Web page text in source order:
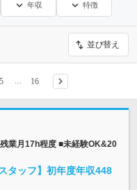
年収 特徴
並び替え
5 16
業月17h程度 ■未経験OK&20
タッフ】初年度年収448